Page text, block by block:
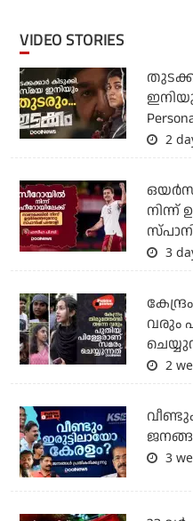
VIDEO STORIES
2
നിന്ന്
3
വരും
2
3